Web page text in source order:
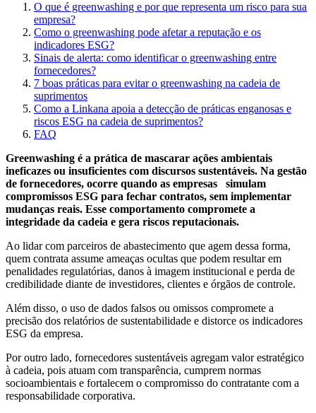
O que é greenwashing e por que representa um risco para sua
empresa?
Como o greenwashing pode afetar a reputação e os
indicadores ESG?
Sinais de alerta: como identificar o greenwashing entre
fornecedores?
7 boas práticas para evitar o greenwashing na cadeia de
suprimentos
Como a Linkana apoia a detecção de práticas enganosas e
riscos ESG na cadeia de suprimentos?
FAQ
Greenwashing é a prática de mascarar ações ambientais
ineficazes ou insuficientes com discursos sustentáveis. Na gestão
de fornecedores, ocorre quando as empresas simulam
compromissos ESG para fechar contratos, sem implementar
mudanças reais. Esse comportamento compromete a
integridade da cadeia e gera riscos reputacionais.
Ao lidar com parceiros de abastecimento que agem dessa forma,
quem contrata assume ameaças ocultas que podem resultar em
penalidades regulatórias, danos à imagem institucional e perda de
credibilidade diante de investidores, clientes e órgãos de controle.
Além disso, o uso de dados falsos ou omissos compromete a
precisão dos relatórios de sustentabilidade e distorce os indicadores
ESG da empresa.
Por outro lado, fornecedores sustentáveis agregam valor estratégico
à cadeia, pois atuam com transparência, cumprem normas
socioambientais e fortalecem o compromisso do contratante com a
responsabilidade corporativa.